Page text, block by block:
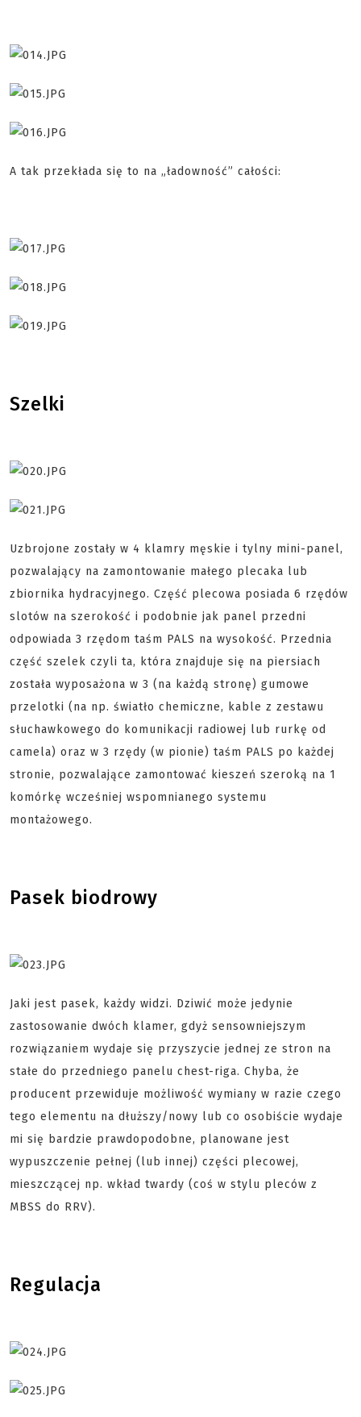
A tak przekłada się to na „ładowność” całości:
Szelki
Uzbrojone zostały w 4 klamry męskie i tylny mini-panel,
pozwalający na zamontowanie małego plecaka lub
zbiornika hydracyjnego. Część plecowa posiada 6 rzędów
slotów na szerokość i podobnie jak panel przedni
odpowiada 3 rzędom taśm PALS na wysokość. Przednia
część szelek czyli ta, która znajduje się na piersiach
została wyposażona w 3 (na każdą stronę) gumowe
przelotki (na np. światło chemiczne, kable z zestawu
słuchawkowego do komunikacji radiowej lub rurkę od
camela) oraz w 3 rzędy (w pionie) taśm PALS po każdej
stronie, pozwalające zamontować kieszeń szeroką na 1
komórkę wcześniej wspomnianego systemu
montażowego.
Pasek biodrowy
Jaki jest pasek, każdy widzi. Dziwić może jedynie
zastosowanie dwóch klamer, gdyż sensowniejszym
rozwiązaniem wydaje się przyszycie jednej ze stron na
stałe do przedniego panelu chest-riga. Chyba, że
producent przewiduje możliwość wymiany w razie czego
tego elementu na dłuższy/nowy lub co osobiście wydaje
mi się bardzie prawdopodobne, planowane jest
wypuszczenie pełnej (lub innej) części plecowej,
mieszczącej np. wkład twardy (coś w stylu pleców z
MBSS do RRV).
Regulacja